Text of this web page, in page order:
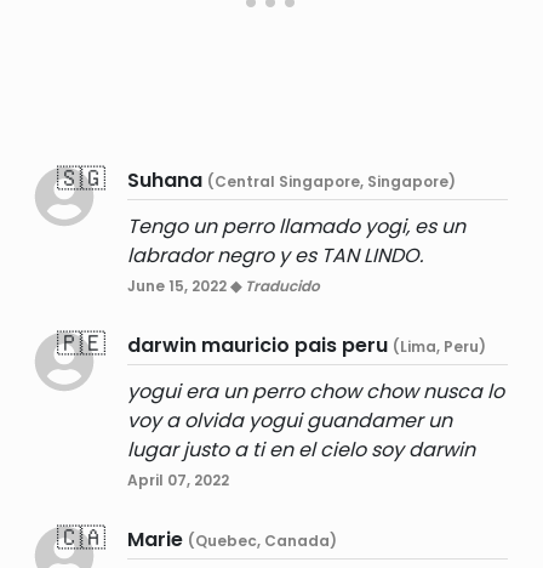
🇸🇬 Suhana (Central Singapore, Singapore)
Tengo un perro llamado yogi, es un
labrador negro y es TAN LINDO.
June 15, 2022 ◆ Traducido
🇵🇪 darwin mauricio pais peru (Lima, Peru)
yogui era un perro chow chow nusca lo
voy a olvida yogui guandamer un
lugar justo a ti en el cielo soy darwin
April 07, 2022
🇨🇦 Marie (Quebec, Canada)